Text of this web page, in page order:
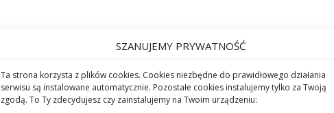
SZANUJEMY PRYWATNOŚĆ
Ta strona korzysta z plików cookies. Cookies niezbędne do prawidłowego działania
serwisu są instalowane automatycznie. Pozostałe cookies instalujemy tylko za Twoją
zgodą. To Ty zdecydujesz czy zainstalujemy na Twoim urządzeniu: